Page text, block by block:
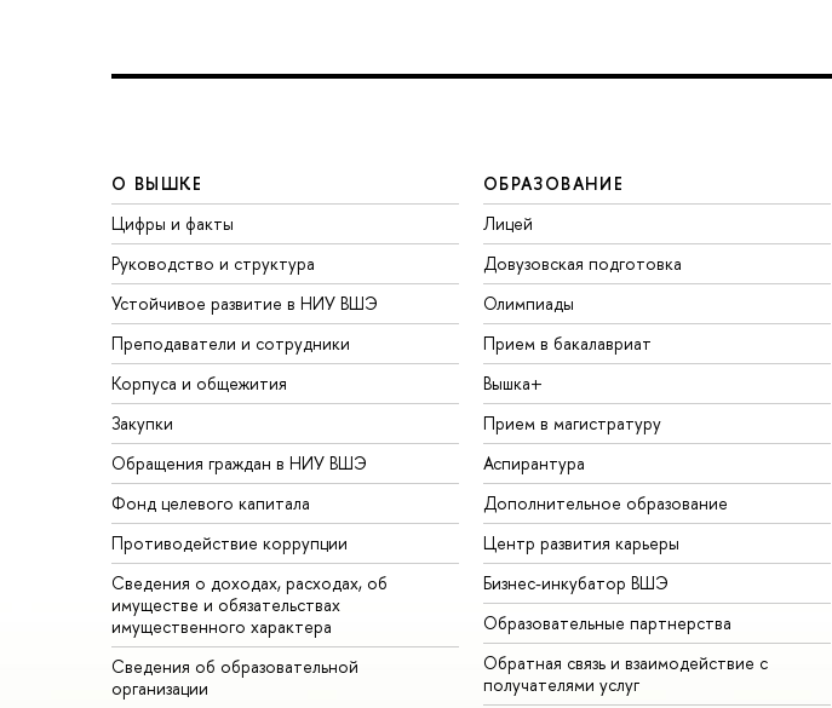
О ВЫШКЕ
Цифры и факты
Руководство и структура
Устойчивое развитие в НИУ ВШЭ
Преподаватели и сотрудники
Корпуса и общежития
Закупки
Обращения граждан в НИУ ВШЭ
Фонд целевого капитала
Противодействие коррупции
Сведения о доходах, расходах, об
имуществе и обязательствах
имущественного характера
Сведения об образовательной
организации
ОБРАЗОВАНИЕ
Лицей
Довузовская подготовка
Олимпиады
Прием в бакалавриат
Вышка+
Прием в магистратуру
Аспирантура
Дополнительное образование
Центр развития карьеры
Бизнес-инкубатор ВШЭ
Образовательные партнерства
Обратная связь и взаимодействие с
получателями услуг